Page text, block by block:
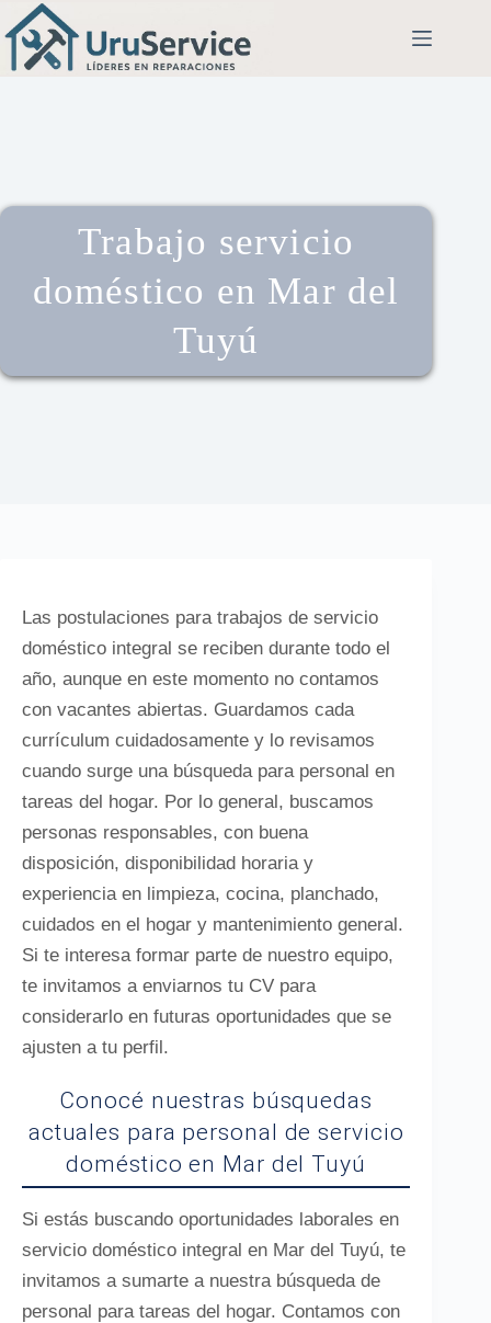
Trabajo servicio
doméstico en Mar del
Tuyú
Las postulaciones para trabajos de servicio
doméstico integral se reciben durante todo el
año, aunque en este momento no contamos
con vacantes abiertas. Guardamos cada
currículum cuidadosamente y lo revisamos
cuando surge una búsqueda para personal en
tareas del hogar. Por lo general, buscamos
personas responsables, con buena
disposición, disponibilidad horaria y
experiencia en limpieza, cocina, planchado,
cuidados en el hogar y mantenimiento general.
Si te interesa formar parte de nuestro equipo,
te invitamos a enviarnos tu CV para
considerarlo en futuras oportunidades que se
ajusten a tu perfil.
Conocé nuestras búsquedas
actuales para personal de servicio
doméstico en Mar del Tuyú
Si estás buscando oportunidades laborales en
servicio doméstico integral en Mar del Tuyú, te
invitamos a sumarte a nuestra búsqueda de
personal para tareas del hogar. Contamos con